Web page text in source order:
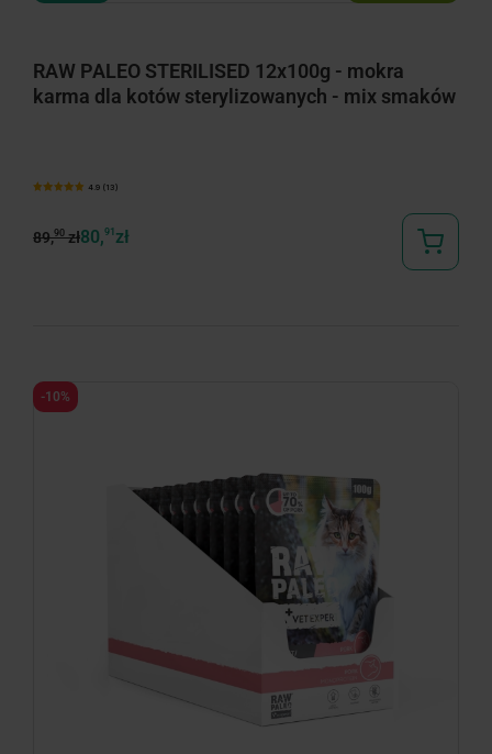
RAW PALEO STERILISED 12x100g - mokra
karma dla kotów sterylizowanych - mix smaków
4.9 (13)
89,90zł80,91 zł
-10%